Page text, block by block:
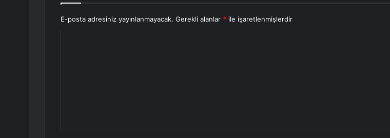
E-posta adresiniz yayınlanmayacak. Gerekli alanlar * ile işaretlenmişlerdir